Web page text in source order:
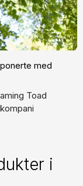
med
Toad
i